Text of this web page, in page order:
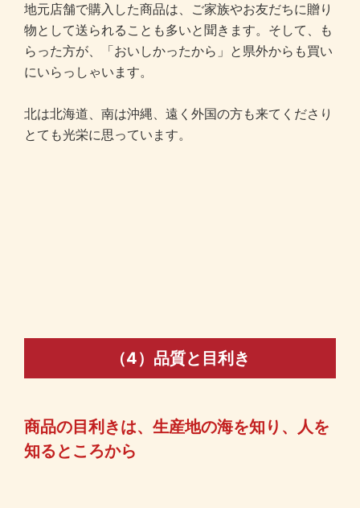
地元店舗で購入した商品は、ご家族やお友だちに贈り
物として送られることも多いと聞きます。そして、も
らった方が、「おいしかったから」と県外からも買い
にいらっしゃいます。
北は北海道、南は沖縄、遠く外国の方も来てくださり
とても光栄に思っています。
（4）品質と目利き
商品の目利きは、生産地の海を知り、人を
知るところから